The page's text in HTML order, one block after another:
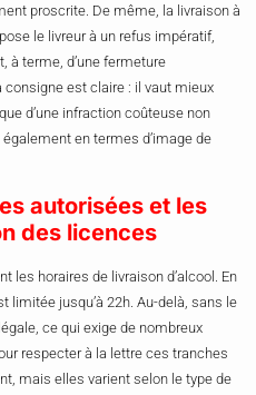
proscrite. De même, la livraison à
le livreur à un refus impératif,
à terme, d’une fermeture
est claire : il vaut mieux
d’une infraction coûteuse non
en termes d’image de
autorisées et les
des licences
les horaires de livraison d’alcool. En
limitée jusqu’à 22h. Au-delà, sans le
ce qui exige de nombreux
respecter à la lettre ces tranches
mais elles varient selon le type de